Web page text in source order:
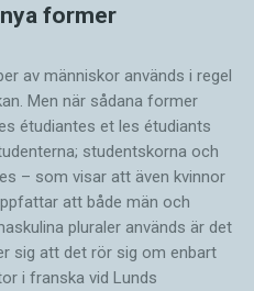
former
av människor används i regel
Men när sådana ­former
étudiantes et les étudiants
studentskorna och
– som visar att även kvinnor
att både män och
pluraler används är det
sig att det rör sig om enbart
i franska vid Lunds